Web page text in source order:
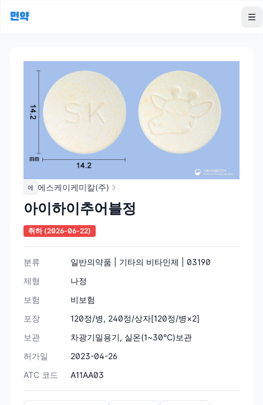
먼약
에 에스케이케미칼(주)
아이하이추어블정
취하(2026-06-22)
분류
일반의약품 | 기타의 비타민제 | 03190
제형
나정
보험
비보험
포장
120정/병, 240정/상자[120정/병×2]
보관
차광기밀용기, 실온(1~30℃)보관
허가일
2023-04-26
ATC 코드
A11AA03